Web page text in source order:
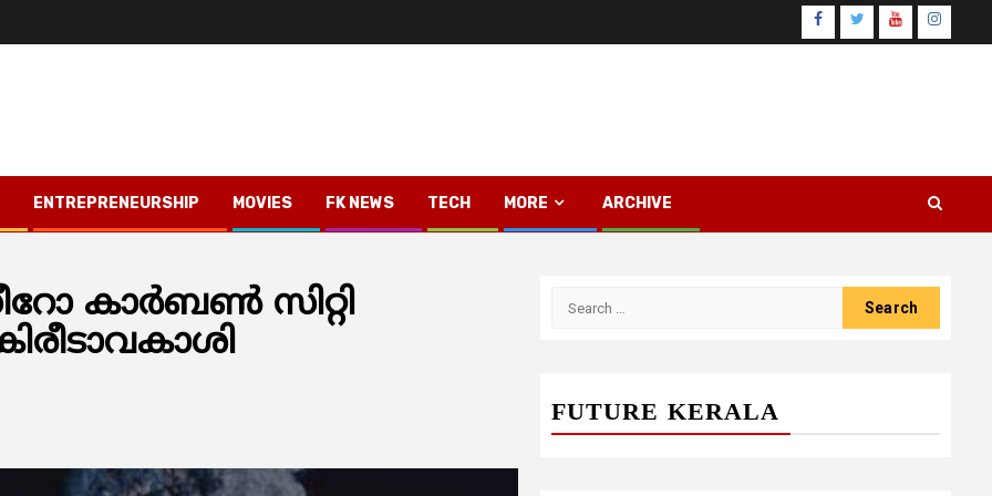
Facebook
TwitterYoutube
ENTREPRENEURSHIP MOVIES FK NEWS TECH MORE ARCHIVE
കാർബൺ സിറ്റി
FUTURE KERALA